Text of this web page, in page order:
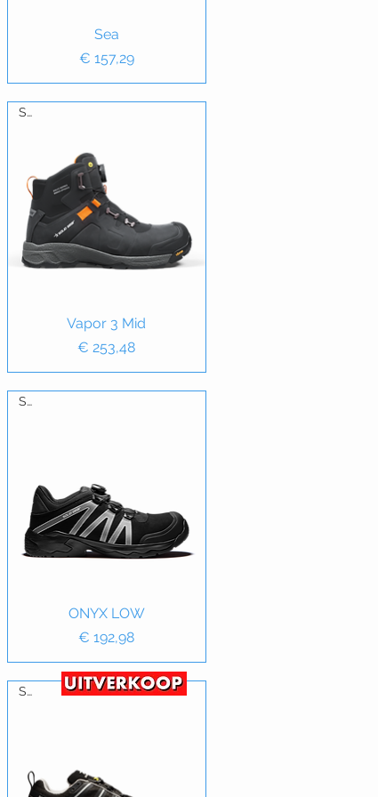
Snel overzicht
Sea
Prijs
€ 157,29
Snel overzicht
S3S
Vapor 3 Mid
Prijs
€ 253,48
Snel overzicht
S3
ONYX LOW
Prijs
€ 192,98
S1